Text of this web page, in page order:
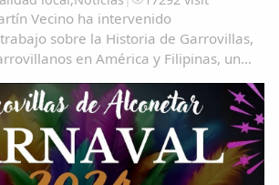
Vecino ha intervenido
sobre la Historia de Garrovillas,
en América y Filipinas, una
Garrovillanos-en-
y-Filipinas-una...